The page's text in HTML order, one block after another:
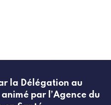
la Délégation au
par l’Agence du